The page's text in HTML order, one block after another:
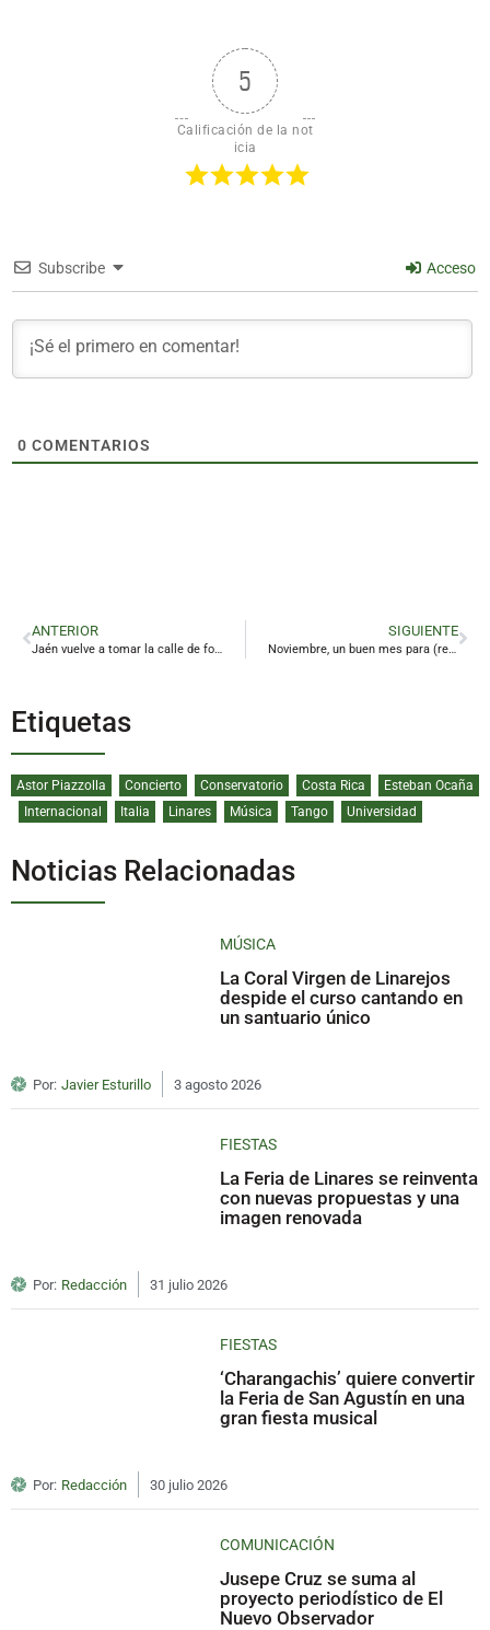
5
Calificación de la not
icia
Subscribe Acceso
0 COMENTARIOS
ANTERIOR SIGUIENTE
Noviembre, un buen mes para (re)descubrir un tesoro arqueológico
Etiquetas
Astor Piazzolla Concierto Conservatorio Costa Rica
Esteban Ocaña
Internacional
Italia Linares Música Tango Universidad
Noticias Relacionadas
MÚSICA
La Coral Virgen de Linarejos
despide el curso cantando en
un santuario único
Por: Javier Esturillo 3 agosto 2026
FIESTAS
La Feria de Linares se reinventa
con nuevas propuestas y una
imagen renovada
Por: Redacción 31 julio 2026
FIESTAS
‘Charangachis’ quiere convertir
la Feria de San Agustín en una
gran fiesta musical
Por: Redacción 30 julio 2026
COMUNICACIÓN
Jusepe Cruz se suma al
proyecto periodístico de El
Nuevo Observador